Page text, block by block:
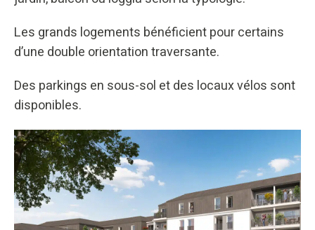
Les grands logements bénéficient pour certains
d’une double orientation traversante.
Des parkings en sous-sol et des locaux vélos sont
disponibles.